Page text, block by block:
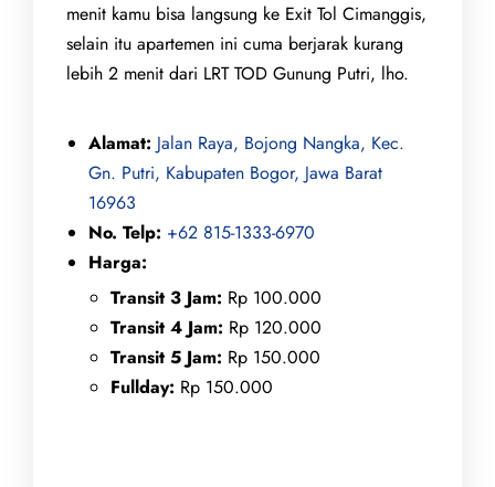
menit kamu bisa langsung ke Exit Tol Cimanggis,
selain itu apartemen ini cuma berjarak kurang
lebih 2 menit dari LRT TOD Gunung Putri, lho.
Alamat: Jalan Raya, Bojong Nangka, Kec.
Gn. Putri, Kabupaten Bogor, Jawa Barat
16963
No. Telp: +62 815-1333-6970
Harga:
Transit 3 Jam: Rp 100.000
Transit 4 Jam: Rp 120.000
Transit 5 Jam: Rp 150.000
Fullday: Rp 150.000